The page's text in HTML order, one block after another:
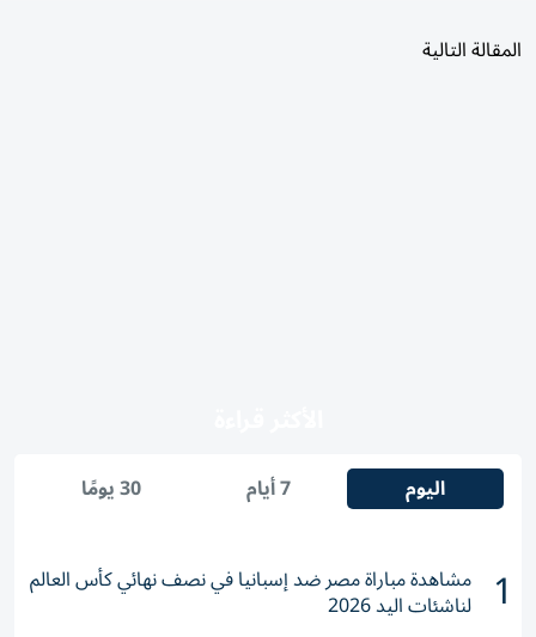
المقالة التالية
اليوم 7 أيام 30 يومًا
1 مشاهدة مباراة مصر ضد إسبانيا في نصف نهائي كأس العالم
لناشئات اليد 2026